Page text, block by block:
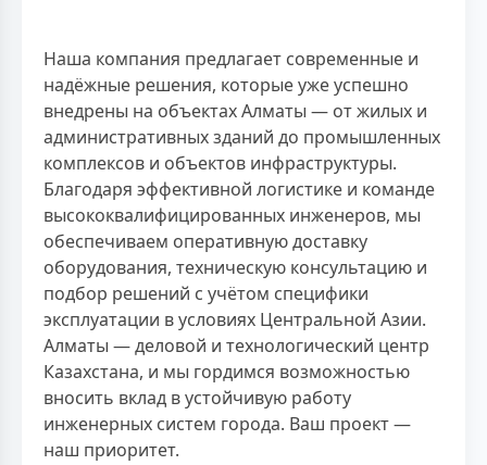
Наша компания предлагает современные и
надёжные решения, которые уже успешно
внедрены на объектах Алматы — от жилых и
административных зданий до промышленных
комплексов и объектов инфраструктуры.
Благодаря эффективной логистике и команде
высококвалифицированных инженеров, мы
обеспечиваем оперативную доставку
оборудования, техническую консультацию и
подбор решений с учётом специфики
эксплуатации в условиях Центральной Азии.
Алматы — деловой и технологический центр
Казахстана, и мы гордимся возможностью
вносить вклад в устойчивую работу
инженерных систем города. Ваш проект —
наш приоритет.